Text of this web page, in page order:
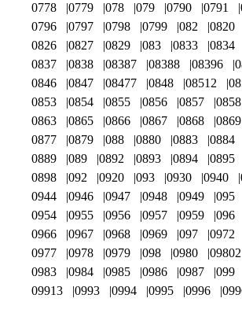
0778
0779 078 079 0790 0791
0796
0797 0798 0799 082 0820
0826
0827 0829 083 0833 0834
0837
0838 08387 08388 08396
0846
0847 08477 0848 08512
0853
0854 0855 0856 0857 0858
0863
0865 0866 0867 0868 0869
0877
0879 088 0880 0883 0884
0889
089 0892 0893 0894 0895
0898
092 0920 093 0930 0940
0944
0946 0947 0948 0949 095
0954
0955 0956 0957 0959 096
0966
0967 0968 0969 097 0972
0977
0978 0979 098 0980 09802
0983
0984 0985 0986 0987 099
09913
0993 0994 0995 0996